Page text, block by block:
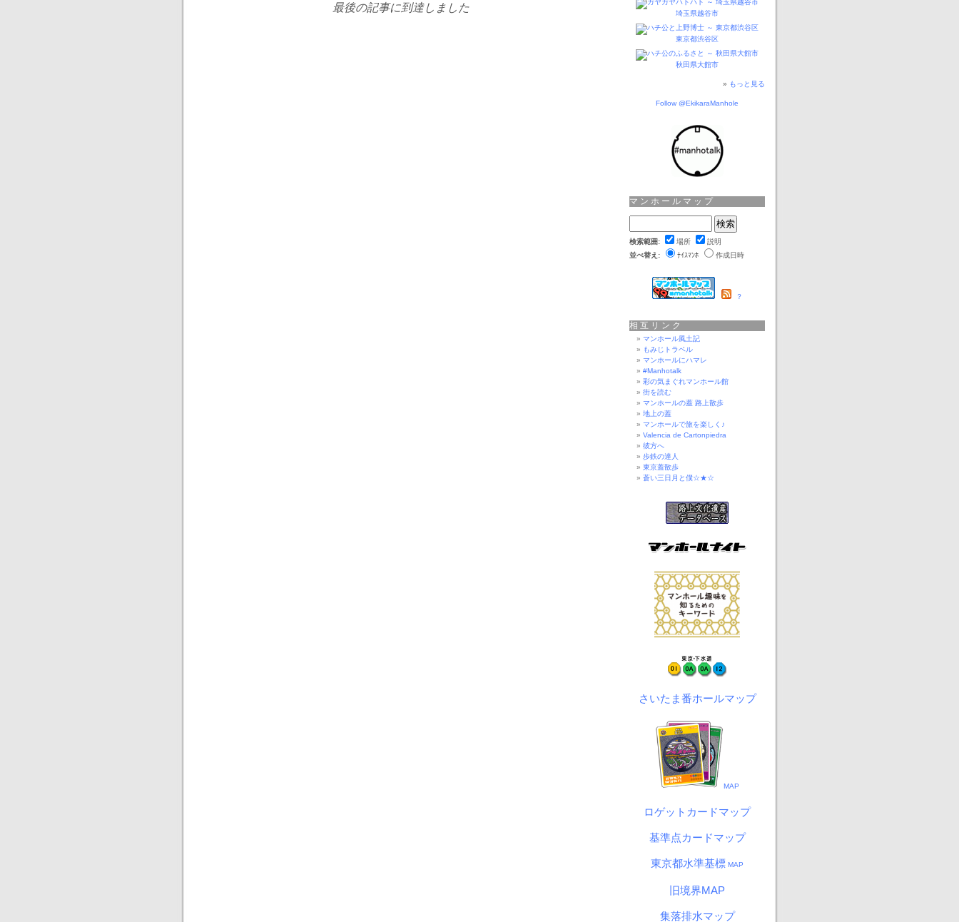
最後の記事に到達しました 埼玉県越谷市
東京都渋谷区
秋田県大館市
» もっと見る
Follow @EkikaraManhole
マンホールマップ
検索範囲: 場所
説明
並べ替え:
ﾅｲｽﾏﾝﾎ 作成日時
？
相互リンク
マンホール風土記
もみじトラベル
マンホールにハマレ
#Manhotalk
彩の気まぐれマンホール館
街を読む
マンホールの蓋 路上散歩
地上の蓋
マンホールで旅を楽しく♪
Valencia de Cartonpiedra
彼方へ
歩鉄の達人
東京蓋散歩
蒼い三日月と僕☆★☆
さいたま番ホールマップ
MAP
ロゲットカードマップ
基準点カードマップ
東京都水準基標 MAP
旧境界MAP
集落排水マップ